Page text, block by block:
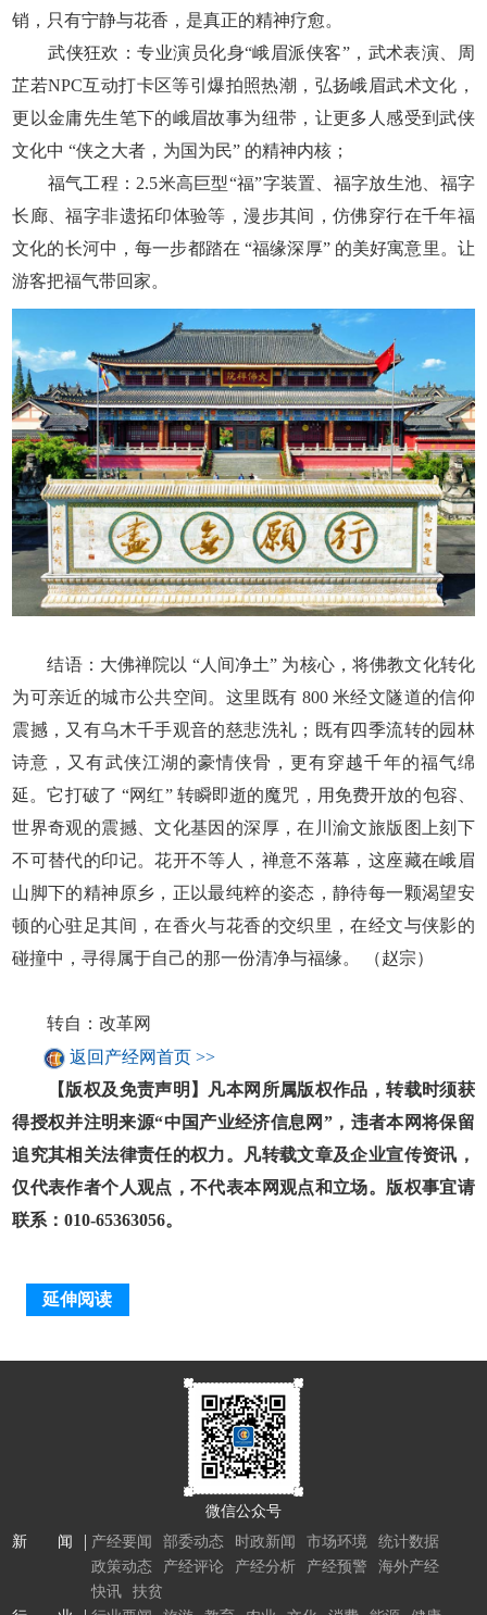
销，只有宁静与花香，是真正的精神疗愈。
武侠狂欢：专业演员化身“峨眉派侠客”，武术表演、周
芷若NPC互动打卡区等引爆拍照热潮，弘扬峨眉武术文化，
更以金庸先生笔下的峨眉故事为纽带，让更多人感受到武侠
文化中 “侠之大者，为国为民” 的精神内核；
福气工程：2.5米高巨型“福”字装置、福字放生池、福字
长廊、福字非遗拓印体验等，漫步其间，仿佛穿行在千年福
文化的长河中，每一步都踏在 “福缘深厚” 的美好寓意里。让
游客把福气带回家。
结语：大佛禅院以 “人间净土” 为核心，将佛教文化转化
为可亲近的城市公共空间。这里既有 800 米经文隧道的信仰
震撼，又有乌木千手观音的慈悲洗礼；既有四季流转的园林
诗意，又有武侠江湖的豪情侠骨，更有穿越千年的福气绵
延。它打破了 “网红” 转瞬即逝的魔咒，用免费开放的包容、
世界奇观的震撼、文化基因的深厚，在川渝文旅版图上刻下
不可替代的印记。花开不等人，禅意不落幕，这座藏在峨眉
山脚下的精神原乡，正以最纯粹的姿态，静待每一颗渴望安
顿的心驻足其间，在香火与花香的交织里，在经文与侠影的
碰撞中，寻得属于自己的那一份清净与福缘。 （赵宗）
转自：改革网
返回产经网首页 >>
【版权及免责声明】凡本网所属版权作品，转载时须获
得授权并注明来源“中国产业经济信息网”，违者本网将保留
追究其相关法律责任的权力。凡转载文章及企业宣传资讯，
仅代表作者个人观点，不代表本网观点和立场。版权事宜请
联系：010-65363056。
延伸阅读
微信公众号
新 闻
产经要闻 部委动态 时政新闻 市场环境
统计数据
政策动态
产经评论 产经分析 产经预警
海外产经
快讯
扶贫